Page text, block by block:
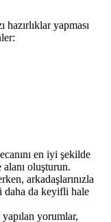
yapması
en iyi şekilde
oluşturun.
arkadaşlarınızla
daha da keyifli hale
yapılan yorumlar,